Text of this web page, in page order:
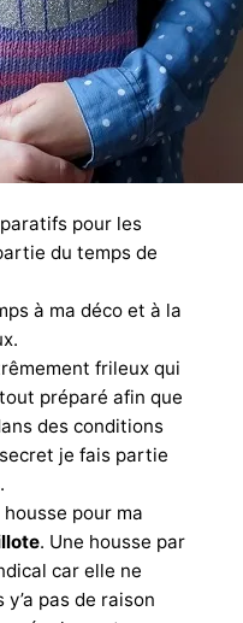
pour les
du temps de
à ma déco et à la
frileux qui
préparé afin que
des conditions
je fais partie
housse pour ma
. Une housse par
car elle ne
pas de raison